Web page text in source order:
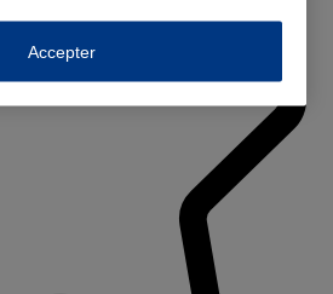
Accepter